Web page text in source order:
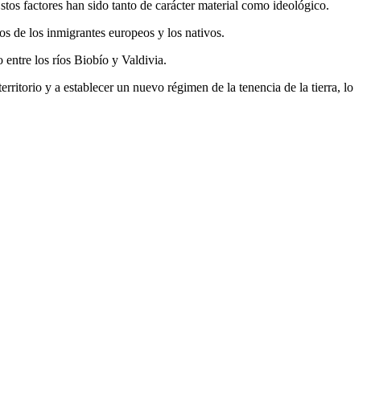
factores han sido tanto de carácter material como ideológico.
de los inmigrantes europeos y los nativos.
entre los ríos Biobío y Valdivia.
y a establecer un nuevo régimen de la tenencia de la tierra, lo